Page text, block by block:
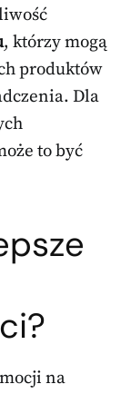
, którzy mogą
produktów
Dla
to być
na